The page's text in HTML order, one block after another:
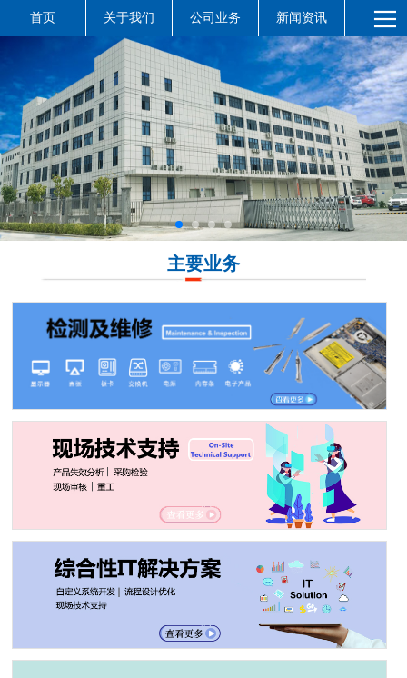
首页 关于我们 公司业务 新闻资讯
主要业务